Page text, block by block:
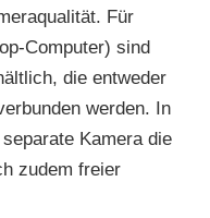
Für
Computer) sind
die entweder
werden. In
Kamera die
zudem freier